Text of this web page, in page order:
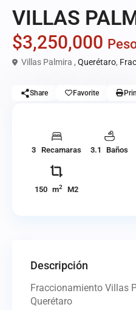
VILLAS
$3,250,000
Villas Palmira , Querétaro,
Share Favorite
3 Recamaras 3.1 Baños
150 m2 M2
Descripción
Fraccionamiento Villas
Querétaro